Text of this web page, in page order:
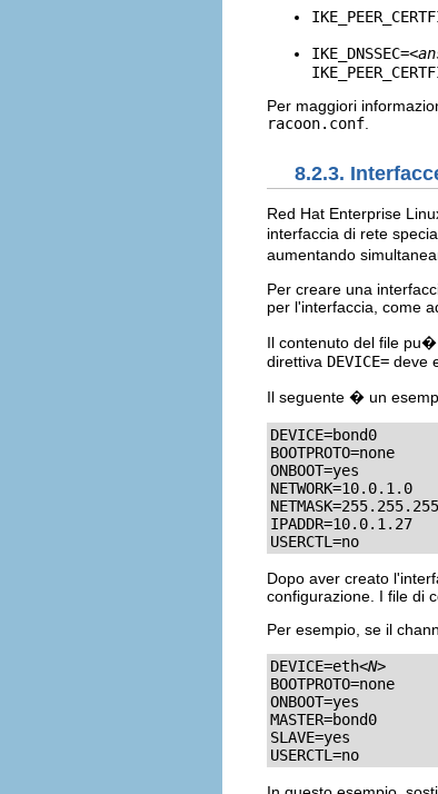
IKE_DNSSEC=
Per maggiori
racoon.conf
8.2.3.
Red Hat Enterprise
interfaccia di rete
aumentando
Per creare una
per l'interfaccia, come
Il contenuto del file
direttiva DEVICE= deve
Il seguente � un
DEVICE=bond0
BOOTPROTO=none
ONBOOT=yes
NETWORK=10.0.1.0
IPADDR=10.0.1.27
USERCTL=no
Dopo aver creato
configurazione. I file di
Per esempio, se il
DEVICE=eth<N>
BOOTPROTO=none
ONBOOT=yes
MASTER=bond0
SLAVE=yes
USERCTL=no